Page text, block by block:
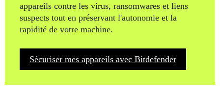
appareils contre les virus, ransomwares et liens
suspects tout en préservant l'autonomie et la
rapidité de votre machine.
Sécuriser mes appareils avec Bitdefender